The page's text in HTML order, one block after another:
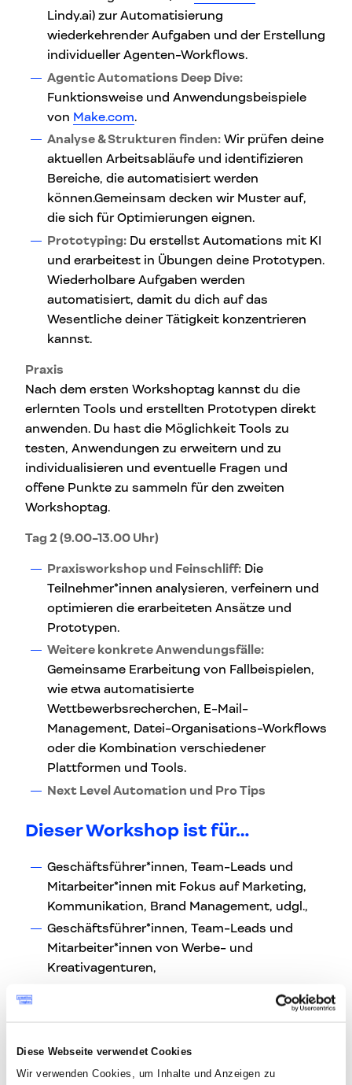
Diese Webseite verwendet Cookies
Wir verwenden Cookies, um Inhalte und Anzeigen zu
Lindy.ai) zur Automatisierung
wiederkehrender Aufgaben und der Erstellung
individueller Agenten-Workflows.
Agentic Automations Deep Dive:
Funktionsweise und Anwendungsbeispiele
von Make.com.
Analyse & Strukturen finden: Wir prüfen deine
aktuellen Arbeitsabläufe und identifizieren
Bereiche, die automatisiert werden
können.Gemeinsam decken wir Muster auf,
die sich für Optimierungen eignen.
Prototyping: Du erstellst Automations mit KI
und erarbeitest in Übungen deine Prototypen.
Wiederholbare Aufgaben werden
automatisiert, damit du dich auf das
Wesentliche deiner Tätigkeit konzentrieren
kannst.
Praxis
Nach dem ersten Workshoptag kannst du die
erlernten Tools und erstellten Prototypen direkt
anwenden. Du hast die Möglichkeit Tools zu
testen, Anwendungen zu erweitern und zu
individualisieren und eventuelle Fragen und
offene Punkte zu sammeln für den zweiten
Workshoptag.
Tag 2 (9.00-13.00 Uhr)
Praxisworkshop und Feinschliff: Die
Teilnehmer*innen analysieren, verfeinern und
optimieren die erarbeiteten Ansätze und
Prototypen.
Weitere konkrete Anwendungsfälle:
Gemeinsame Erarbeitung von Fallbeispielen,
wie etwa automatisierte
Wettbewerbsrecherchen, E-Mail-
Management, Datei-Organisations-Workflows
oder die Kombination verschiedener
Plattformen und Tools.
Next Level Automation und Pro Tips
Dieser Workshop ist für…
Geschäftsführer*innen, Team-Leads und
Mitarbeiter*innen mit Fokus auf Marketing,
Kommunikation, Brand Management, udgl.,
Geschäftsführer*innen, Team-Leads und
Mitarbeiter*innen von Werbe- und
Kreativagenturen,
Einzelunternehmer*innen in den Creative
möchten, ohne die menschliche Komponente
zu vernachlässigen.